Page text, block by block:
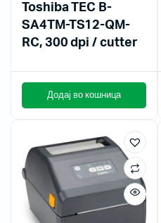
Toshiba TEC B-
SA4TM-TS12-QM-
RC, 300 dpi / cutter
Додај во кошница